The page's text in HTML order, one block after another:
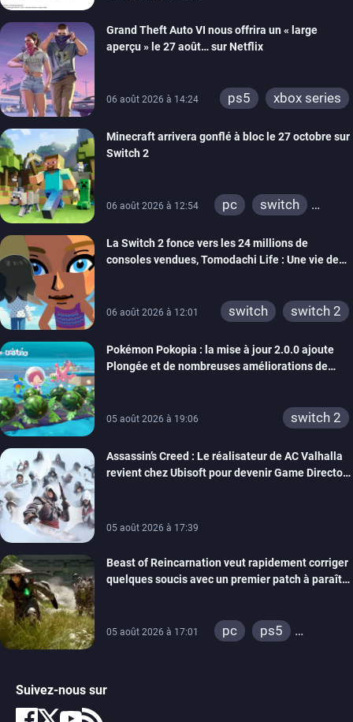
Grand Theft Auto VI nous offrira un « large
aperçu » le 27 août… sur Netflix
06 août 2026 à 14:24 ps5 xbox series
Minecraft arrivera gonflé à bloc le 27 octobre sur
Switch 2
06 août 2026 à 12:54 pc
switch
xbox one
wiiu
3ds
ps3
switch 2
La Switch 2 fonce vers les 24 millions de
consoles vendues, Tomodachi Life : Une vie de
06 août 2026 à 12:01 switch switch 2
Pokémon Pokopia : la mise à jour 2.0.0 ajoute
Plongée et de nombreuses améliorations de
05 août 2026 à 19:06 switch 2
Assassin’s Creed : Le réalisateur de AC Valhalla
revient chez Ubisoft pour devenir Game Director
05 août 2026 à 17:39
Beast of Reincarnation veut rapidement corriger
quelques soucis avec un premier patch à paraître
05 août 2026 à 17:01 pc
ps5
Suivez-nous sur